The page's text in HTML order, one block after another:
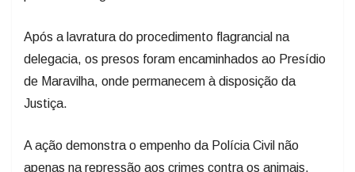
Após a lavratura do procedimento flagrancial na
delegacia, os presos foram encaminhados ao Presídio
de Maravilha, onde permanecem à disposição da
Justiça.
A ação demonstra o empenho da Polícia Civil não
apenas na repressão aos crimes contra os animais,